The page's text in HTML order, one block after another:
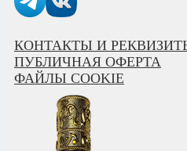
КОНТАКТЫ И
ПУБЛИЧНАЯ ОФЕРТА
ФАЙЛЫ COOKIE